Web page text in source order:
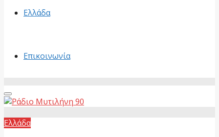
Ελλάδα
Επικοινωνία
Primary
Menu
Ελλάδα